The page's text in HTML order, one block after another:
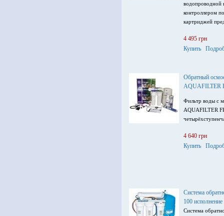
водопроводной
контроллером
картриджей
4 495 грн
Купить
Обратный
AQUAFILTER
Фильтр воды с
AQUAFILTER
4 640 грн
Купить
Система
100 исполнение
Система